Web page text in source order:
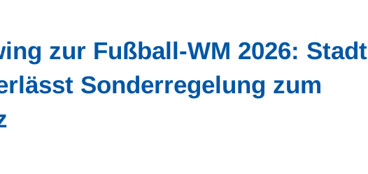
zur Fußball-WM 2026: Stadt
Sonderregelung zum